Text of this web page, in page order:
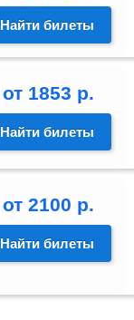
Найти билеты
от 1853 р.
Найти билеты
от 2100 р.
Найти билеты